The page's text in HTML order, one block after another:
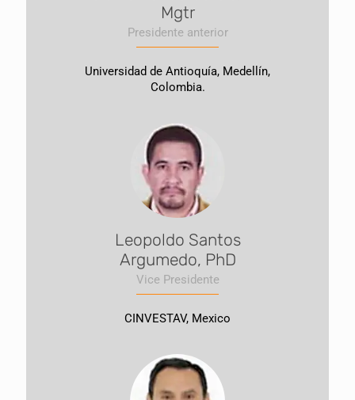
Mgtr
Presidente anterior
Universidad de Antioquía, Medellín,
Colombia.
Leopoldo Santos
Argumedo, PhD
Vice Presidente
CINVESTAV, Mexico